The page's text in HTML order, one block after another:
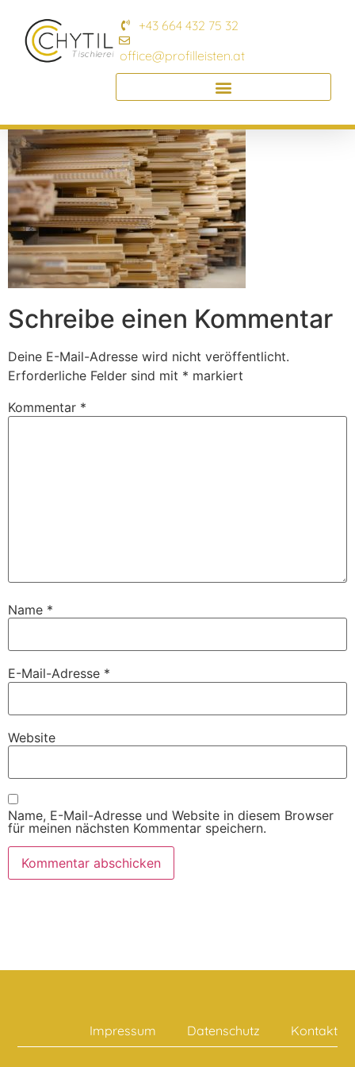
+43 664 432 75 32
office@profilleisten.at
Schreibe einen Kommentar
Deine E-Mail-Adresse wird nicht veröffentlicht.
Erforderliche Felder sind mit * markiert
Kommentar *
Name *
E-Mail-Adresse *
Website
Name, E-Mail-Adresse und Website in diesem Browser
für meinen nächsten Kommentar speichern.
Impressum Datenschutz Kontakt